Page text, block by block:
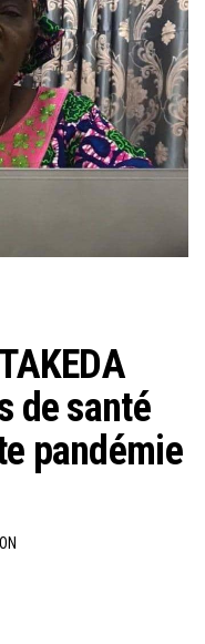
de santé
pandémie